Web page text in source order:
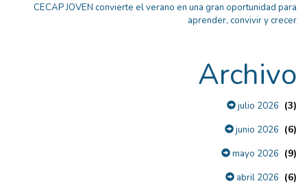
CECAP JOVEN convierte el verano en una gran oportunidad para
aprender, convivir y crecer
Archivo
julio 2026 (3)
junio 2026 (6)
mayo 2026 (9)
abril 2026 (6)